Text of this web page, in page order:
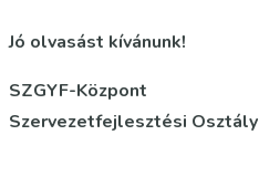
Jó olvasást kívánunk!
SZGYF-Központ
Szervezetfejlesztési Osztály